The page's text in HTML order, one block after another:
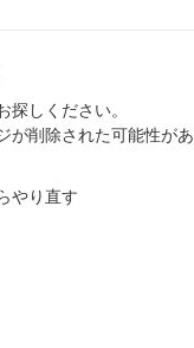
しください。
が削除された可能性が
やり直す